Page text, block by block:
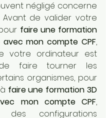
négligé concerne
Avant de valider votre
faire une formation
avec mon compte CPF,
votre ordinateur est
faire tourner les
organismes, pour
faire une formation 3D
mon compte CPF,
des configurations